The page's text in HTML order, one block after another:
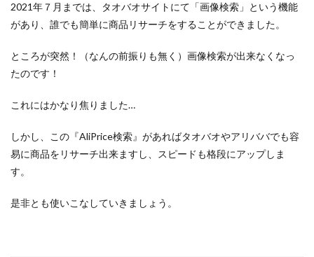
2021年７月までは、タオバオサイトにて「画像検索」という機能
があり、誰でも簡単に商品リサーチをすることができました。
ところが突然！（なんの前振りも無く）画像検索が出来なくなっ
たのです！
これにはかなり焦りました…
しかし、この『AliPrice検索』があればタオバオやアリババでも容
易に商品をリサーチ出来ますし、スピードも格段にアップしま
す。
是非とも使いこなしていきましょう。